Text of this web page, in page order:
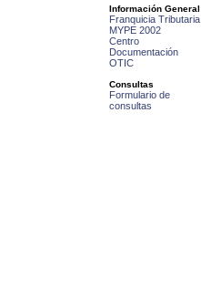
Información General
Franquicia Tributaria
MYPE 2002
Centro
Documentación
OTIC
Consultas
Formulario de
consultas